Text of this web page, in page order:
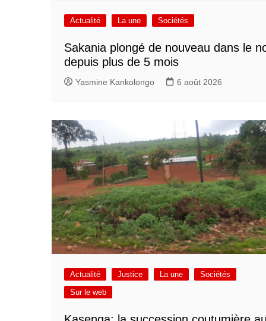
Actualité La une Sociétés
Sakania plongé de nouveau dans le
depuis plus de 5 mois
Yasmine Kankolongo 6 août 2026
Actualité Justice La une
Sociétés
Sur le web